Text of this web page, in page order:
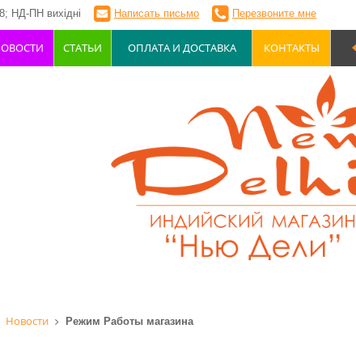
Новости Режим Работы магазина
НД-ПН вихідні Написать письмо Перезвоните мне
СТАТЬИ ОПЛАТА И ДОСТАВКА КОНТАКТЫ